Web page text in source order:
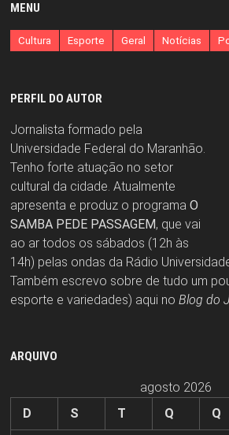
MENU
Cultura Esporte Geral Notícias
PERFIL DO AUTOR
Jornalista formado pela
Universidade Federal do Maranhão.
Tenho forte atuação no setor
cultural da cidade. Atualmente
apresenta e produz o programa O
SAMBA PEDE PASSAGEM, que vai
ao ar todos os sábados (12h às
14h) pelas ondas da Rádio
Também escrevo sobre de tudo um
esporte e variedades) aqui no Blog do
ARQUIVO
agosto 2026
D
S T Q Q